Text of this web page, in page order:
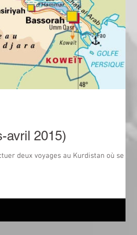
avril 2015)
deux voyages au Kurdistan où se